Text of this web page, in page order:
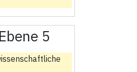
Ebene 5